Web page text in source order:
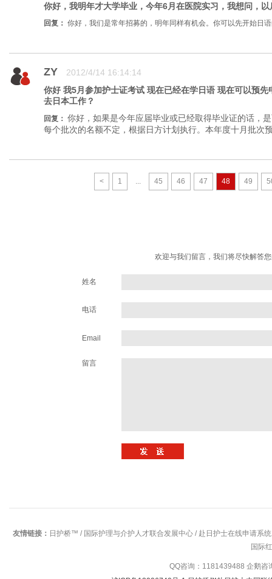
你好，我明年才大学毕业，今年6月在医院实习，我想问，
回复： 你好，我们是常年招募的，明年同样有机会。你可以先开始日
ZY
2012/4/14 16:14:14
你好 我5月参加护士证考试 现在已经在学日语 现在可以预
去日本工作？
回复： 你好，如果是今年应届毕业或已经取得毕业证的话，
每个批次的名额不定，根据日方计划执行。本年度十月批次
< 1 ... 45 46 47 48 49
欢迎与我们留言，我们将尽快解答
姓名
电话
Email
留言
友情链接： 日护桥™ / 国际护理与介护人才联合发展中心 / 赴日护士在线申请系统
国际
QQ咨询：1181439488 企鹅咨